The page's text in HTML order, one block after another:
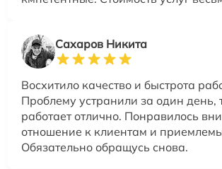
Сахаров Никита
Восхитило качество и быстрота
Проблему устранили за один день,
работает отлично. Понравилось
отношение к клиентам и
Обязательно обращусь снова.